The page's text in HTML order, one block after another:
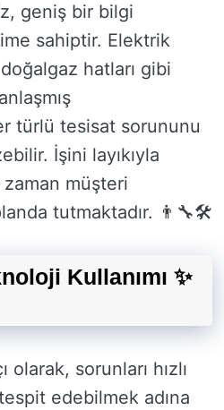
geniş bir bilgi
sahiptir. Elektrik
hatları gibi
türlü tesisat sorununu
İşini layıkıyla
müşteri
tutmaktadır. 👨‍🔧🛠️
Kullanımı ✨
sorunları hızlı
edebilmek adına